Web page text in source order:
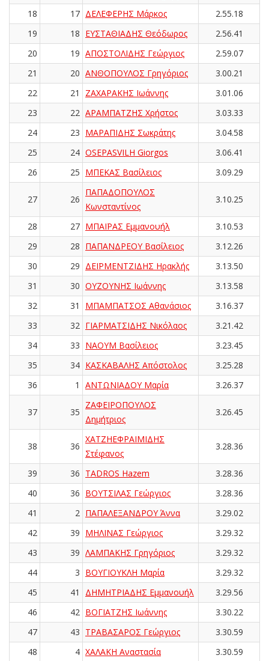
18
17 ΔΕΛΕΦΕΡΗΣ Μάρκος
2.55.18
19
18 ΕΥΣΤΑΘΙΑΔΗΣ Θεόδωρος
2.56.41
20
19 ΑΠΟΣΤΟΛΙΔΗΣ Γεώργιος
2.59.07
21
20 ΑΝΘΟΠΟΥΛΟΣ Γρηγόριος
3.00.21
22
21 ΖΑΧΑΡΑΚΗΣ Ιωάννης
3.01.06
23
22 ΑΡΑΜΠΑΤΖΗΣ Χρήστος
3.03.33
24
23 ΜΑΡΑΠΙΔΗΣ Σωκράτης
3.04.58
25
24 OSEPASVILH Giorgos
3.06.41
26
25 ΜΠΕΚΑΣ Βασίλειος 3.09.29
27 26
ΠΑΠΑΔΟΠΟΥΛΟΣ
Κωνσταντίνος
3.10.25
28 27 ΜΠΑΪΡΑΣ Εμμανουήλ
3.10.53
29
28 ΠΑΠΑΝΔΡΕΟΥ Βασίλειος
3.12.26
30
29 ΔΕΪΡΜΕΝΤΖΙΔΗΣ Ηρακλής
3.13.50
31
30 ΟΥΖΟΥΝΗΣ Ιωάννης
3.13.58
32
31 ΜΠΑΜΠΑΤΣΟΣ Αθανάσιος
3.16.37
33
32 ΓΙΑΡΜΑΤΣΙΔΗΣ Νικόλαος
3.21.42
34
33 ΝΑΟΥΜ Βασίλειος
3.23.45
35
34 ΚΑΣΚΑΒΑΛΗΣ Απόστολος
3.25.28
36
1 ΑΝΤΩΝΙΑΔΟΥ Μαρία 3.26.37
37 35
ΖΑΦΕΙΡΟΠΟΥΛΟΣ
Δημήτριος
3.26.45
38 36
ΧΑΤΖΗΕΦΡΑΙΜΙΔΗΣ
Στέφανος
3.28.36
39 36 TADROS Hazem
3.28.36
40
36 ΒΟΥΤΣΙΛΑΣ Γεώργιος
3.28.36
41
2 ΠΑΠΑΛΕΞΑΝΔΡΟΥ Άννα
3.29.02
42
39 ΜΗΛΙΝΑΣ Γεώργιος
3.29.32
43
39 ΛΑΜΠΑΚΗΣ Γρηγόριος
3.29.32
44
3 ΒΟΥΓΙΟΥΚΛΗ Μαρία
3.29.32
45
41 ΔΗΜΗΤΡΙΑΔΗΣ Εμμανουήλ
3.29.56
46
42 ΒΟΓΙΑΤΖΗΣ Ιωάννης
3.30.22
47
43 ΤΡΑΒΑΣΑΡΟΣ Γεώργιος
3.30.59
48
4 ΧΑΛΑΚΗ Αναστασία 3.30.59